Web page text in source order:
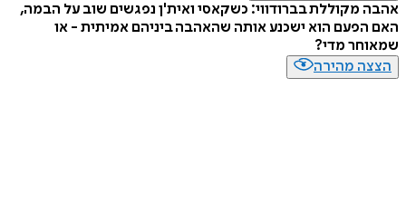
מקוללת בברודווי: כשקאסי ואית'ן נפגשים שוב על הבמה,
הוא ישכנע אותה שהאהבה ביניהם אמיתית - או
מדי?
מהירה